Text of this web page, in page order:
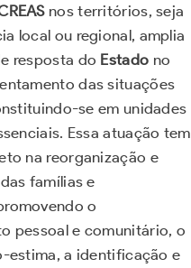
nos territórios, seja
local ou regional, amplia
resposta do Estado no
das situações
se em unidades
Essa atuação tem
na reorganização e
famílias e
o
pessoal e comunitário, o
estima, a identificação e